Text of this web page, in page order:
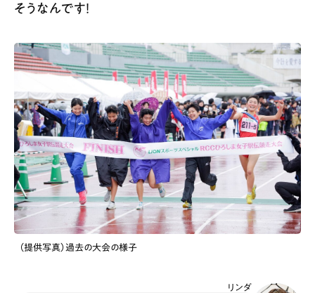
そうなんです！
（提供写真）過去の大会の様子
リンダ